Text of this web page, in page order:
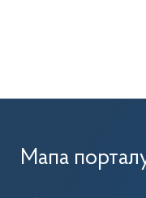
Мапа